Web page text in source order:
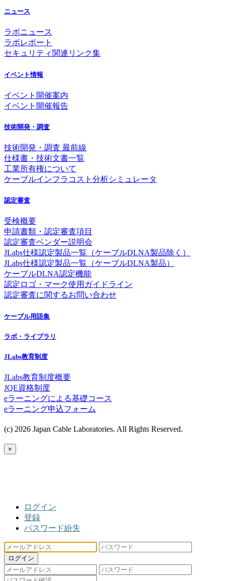
ニュース
ラボニュース
ラボレポート
セキュリティ関連リンク集
イベント情報
イベント開催案内
イベント開催報告
技術開発・調査
技術開発・調査 最前線
仕様書・技術文書一覧
工業所有権について
ケーブルインフラコスト分析シミュレータ
認定審査
受検概要
申請書類・認定審査項目
認定審査ベンダー説明会
JLabs仕様認定製品一覧（ケーブルDLNA製品除く）
JLabs仕様認定製品一覧（ケーブルDLNA製品）
ケーブルDLNA認定機能
認定ロゴ・マーク使用ガイドライン
認定審査に関するお問い合わせ
ケーブル用語集
ラボ・ライブラリ
JLabs教育制度
JLabs教育制度概要
JQE資格制度
eラーニングによる基礎コース
eラーニング申込フォーム
(c) 2026 Japan Cable Laboratories. All Rights Reserved.
×
ログイン
登録
パスワード紛失
ログイン